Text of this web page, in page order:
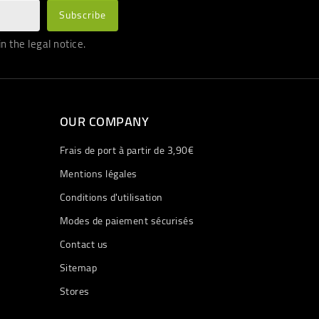
the legal notice.
OUR COMPANY
Frais de port à partir de 3,90€
Mentions légales
Conditions d'utilisation
Modes de paiement sécurisés
Contact us
Sitemap
Stores